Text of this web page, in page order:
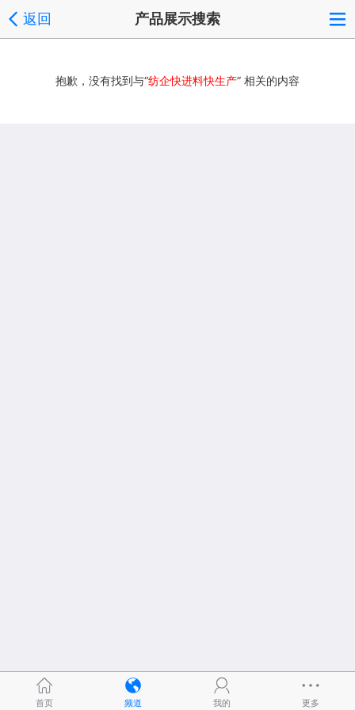
返回 产品展示搜索
抱歉，没有找到与“纺企快进料快生产” 相关的内容
首页 频道 我的 更多